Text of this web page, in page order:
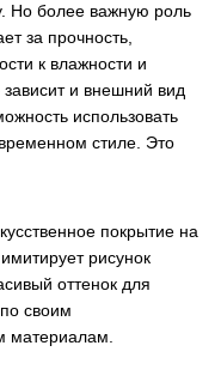
Но более важную роль
за прочность,
к влажности и
и внешний вид
использовать
стиле. Это
покрытие на
рисунок
оттенок для
своим
материалам.